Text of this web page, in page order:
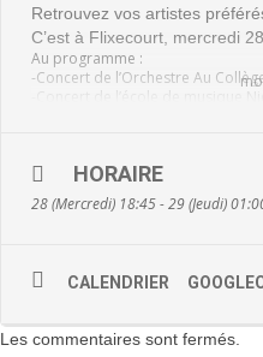
Retrouvez vos artistes
C’est à Flixecourt, mercredi
Au programme :
-Concert de l’Orchestre Au
Fin des entrées public : 22h45
Infos :
HORAIRE
28 (Mercredi) 18:45 - 29 (Jeudi)
CALENDRIER
Les commentaires sont fermés.